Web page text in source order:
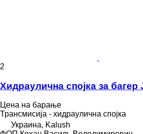
2
Хидраулична спојка за багер
Цена на барање
Трансмисија - хидраулична спојка
Украина, Kalush